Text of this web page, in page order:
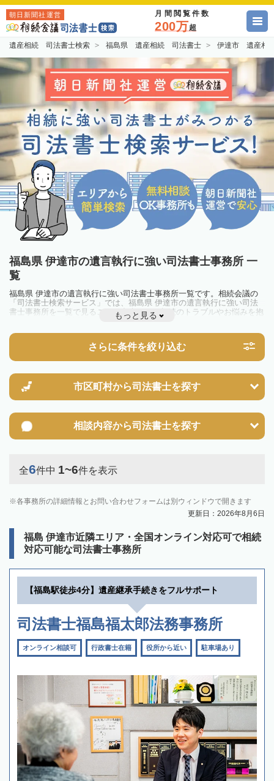
朝日新聞社運営 月間閲覧件数
200万超
遺産相続 司法書士検索 福島県 遺産相続 司法書士 伊達市 遺産相
福島県 伊達市の遺言執行に強い司法書士事務所 一
覧
福島県 伊達市の遺言執行に強い司法書士事務所一覧です。相続会議の
「司法書士検索サービス」では、福島県 伊達市の遺言執行に強い司法
書士事務所を一覧で見ることが出来ます。相続のトラブルやお悩みを抱
えている方は一度近隣の司法書士に相談してみましょう。
もっと見る
さらに条件を絞り込む
市区町村から司法書士を探す
相談内容から司法書士を探す
全6件中 1~6件を表示
各事務所の詳細情報とお問い合わせフォームは別ウィンドウで開きます
更新日：2026年8月6日
福島 伊達市近隣エリア・全国オンライン対応可で相続
対応可能な司法書士事務所
【福島駅徒歩4分】遺産継承手続きをフルサポート
司法書士福島福太郎法務事務所
オンライン相談可 行政書士在籍 役所から近い 駐車場あり